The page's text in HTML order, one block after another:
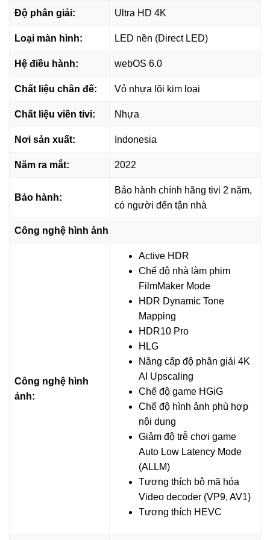
Đồng bộ hóa âm thanh LG Sound Sync liên kết hoàn
mạnh mẽ không gian giải trí.
*Hình ảnh chỉ mang tính chất minh họa sản phẩm
Tivi LG 4K - Hệ điều hành
dàng nhận biết và điều khiển. Tích hợp kho ứng dụng
phong phú như YouTube, Netflix, Clip TV, FPT Play,
Spotify, Trình duyệt web, TV 360, VieON, VTVcab ON,
YouTube Kids, Apple TV,… đáp ứng tìm kiếm của từng
*Hình ảnh chỉ mang tính chất minh họa sản phẩm
Tính năng AirPlay 2 (iPhone), Screen Share hỗ trợ bạn
chia sẻ các video, hình ảnh từ màn hình điện thoại lên tivi
đơn giản. Điều khiển toàn bộ hệ sinh thái trong nhà
với Magic Remote và AI ThinQ. Hỗ trợ tìm kiếm giọng nói
bằng tiếng Việt qua remote thông minh, Google Assistant
Độ phân giải: Ultra HD 4K
Loại màn hình: LED nền (Direct LED)
Hệ điều hành: webOS 6.0
Chất liệu chân đế: Vỏ nhựa lõi kim loại
Chất liệu viền tivi: Nhựa
Nơi sản xuất: Indonesia
Năm ra mắt: 2022
Bảo hành:
Bảo hành chính hãng tivi 2 năm,
có người đến tận nhà
Công nghệ hình ảnh
Công nghệ hình
ảnh:
Active HDR
Chế độ nhà làm phim
FilmMaker Mode
HDR Dynamic Tone
Mapping
HDR10 Pro
HLG
Nâng cấp độ phân giải 4K
AI Upscaling
Chế độ game HGiG
Chế độ hình ảnh phù hợp
nội dung
Giảm độ trễ chơi game
Auto Low Latency Mode
(ALLM)
Tương thích bộ mã hóa
Video decoder (VP9, AV1)
Tương thích HEVC